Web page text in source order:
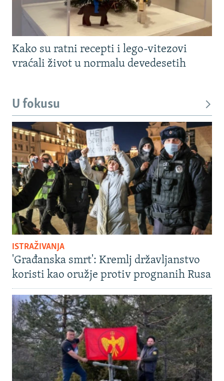
Kako su ratni recepti i lego-vitezovi
vraćali život u normalu devedesetih
U fokusu
ISTRAŽIVANJA
'Građanska smrt': Kremlj državljanstvo
koristi kao oružje protiv prognanih Rusa